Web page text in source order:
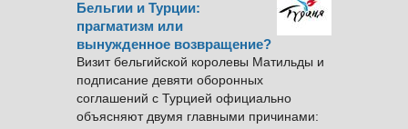
Бельгии и Турции:
прагматизм или
вынужденное возвращение?
Визит бельгийской королевы Матильды и
подписание девяти оборонных
соглашений с Турцией официально
объясняют двумя главными причинами: